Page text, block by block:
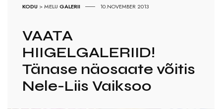
KODU >MELU GALERII 10.NOVEMBER 2013
VAATA
HIIGELGALERIID!
Tänase näosaate võitis
Nele-Liis Vaiksoo